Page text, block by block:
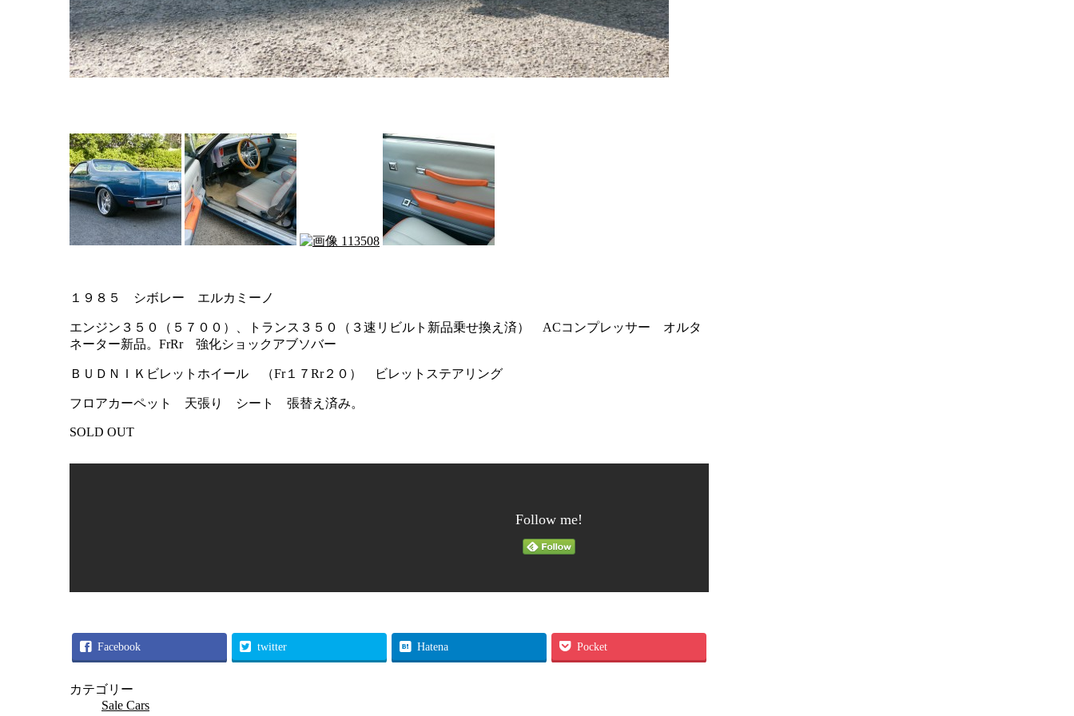
１９８５ シボレー エルカミーノ
エンジン３５０（５７００）、トランス３５０（３速リビルト新品乗せ換え済） ACコンプレッサー オルタ
ネーター新品。FrRr 強化ショックアブソバー
ＢＵＤＮＩＫビレットホイール （Fr１７Rr２０） ビレットステアリング
フロアカーペット 天張り シート 張替え済み。
SOLD OUT
Follow me!
Facebook twitter Hatena Pocket
カテゴリー
Sale Cars